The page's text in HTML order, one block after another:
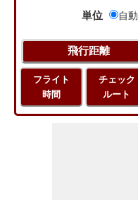
単位 自動
フライト
時間
チェック
ルート